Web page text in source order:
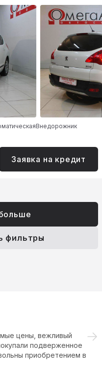
Внедорожник
Заявка на кредит
фильтры
цены, вежливый
подверженное
приобретением в